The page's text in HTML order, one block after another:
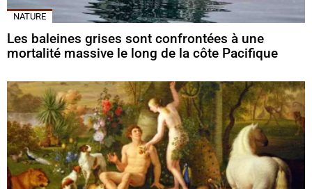
NATURE
Les baleines grises sont confrontées à une
mortalité massive le long de la côte Pacifique